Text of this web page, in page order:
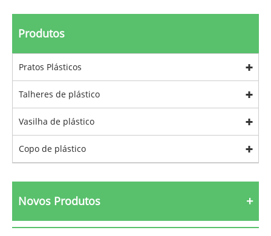
Produtos
Pratos Plásticos
Talheres de plástico
Vasilha de plástico
Copo de plástico
Novos Produtos